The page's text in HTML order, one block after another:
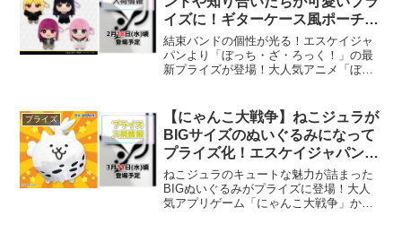
イズに！ギターケース風ポーチな
どファン必見のアイテムがオンク
レに登場！
結束バンドの個性が光る！エスケイジャ
パンより「ぼっち・ざ・ろっく！」の最
新プライズが登場！大人気アニメ「ぼっ
順次展開される予定です。劇中のバンド
「結束バンド」...
プライズ
【にゃんこ大戦争】ねこジュラが
BIGサイズのぬいぐるみになって
プライズ化！エスケイジャパンか
らオンクレに登場予定！
ねこジュラのキュートな魅力が詰まった
BIGぬいぐるみがプライズに登場！大人
気アプリゲーム「にゃんこ大戦争」か